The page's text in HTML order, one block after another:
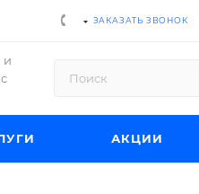
ЗАКАЗАТЬ ЗВОНОК
и
АКЦИИ